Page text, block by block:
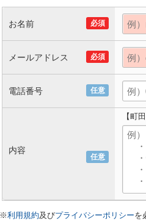
必須
お名前
必須
メールアドレス
任意
電話番号
任意
内容
【町
※利用規約及びプライバシーポリシーを